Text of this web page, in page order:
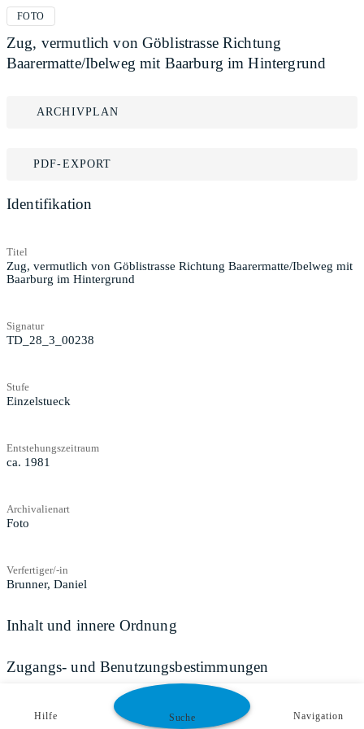
FOTO
Zug, vermutlich von Göblistrasse Richtung
Baarermatte/Ibelweg mit Baarburg im Hintergrund
ARCHIVPLAN
PDF-EXPORT
Identifikation
Titel
Zug, vermutlich von Göblistrasse Richtung Baarermatte/Ibelweg mit
Baarburg im Hintergrund
Signatur
TD_28_3_00238
Stufe
Einzelstueck
Entstehungszeitraum
ca. 1981
Archivalienart
Foto
Verfertiger/-in
Brunner, Daniel
Inhalt und innere Ordnung
Zugangs- und Benutzungsbestimmungen
Hilfe Suche Navigation